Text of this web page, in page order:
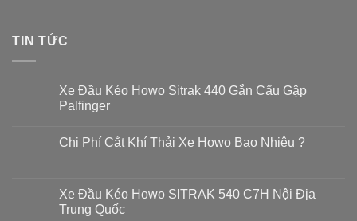
TIN TỨC
Xe Đầu Kéo Howo Sitrak 440 Gắn Cẩu Gập
Palfinger
bình
Kéo
Howo
Sitrak
Chi Phí Cắt Khí Thải Xe Howo Bao Nhiêu ?
luận
ở
Chi
Xe Đầu Kéo Howo SITRAK 540 C7H Nội Địa
Trung Quốc